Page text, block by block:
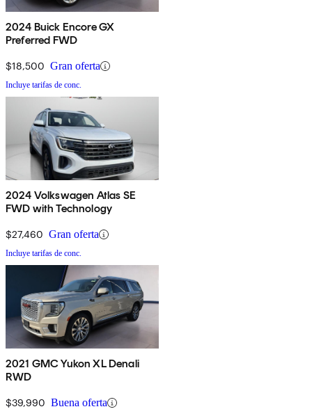
2024 Buick Encore GX
Preferred FWD
$18,500 Gran oferta
Incluye tarifas de conc.
2024 Volkswagen Atlas SE
FWD with Technology
$27,460 Gran oferta
Incluye tarifas de conc.
2021 GMC Yukon XL Denali
RWD
$39,990 Buena oferta